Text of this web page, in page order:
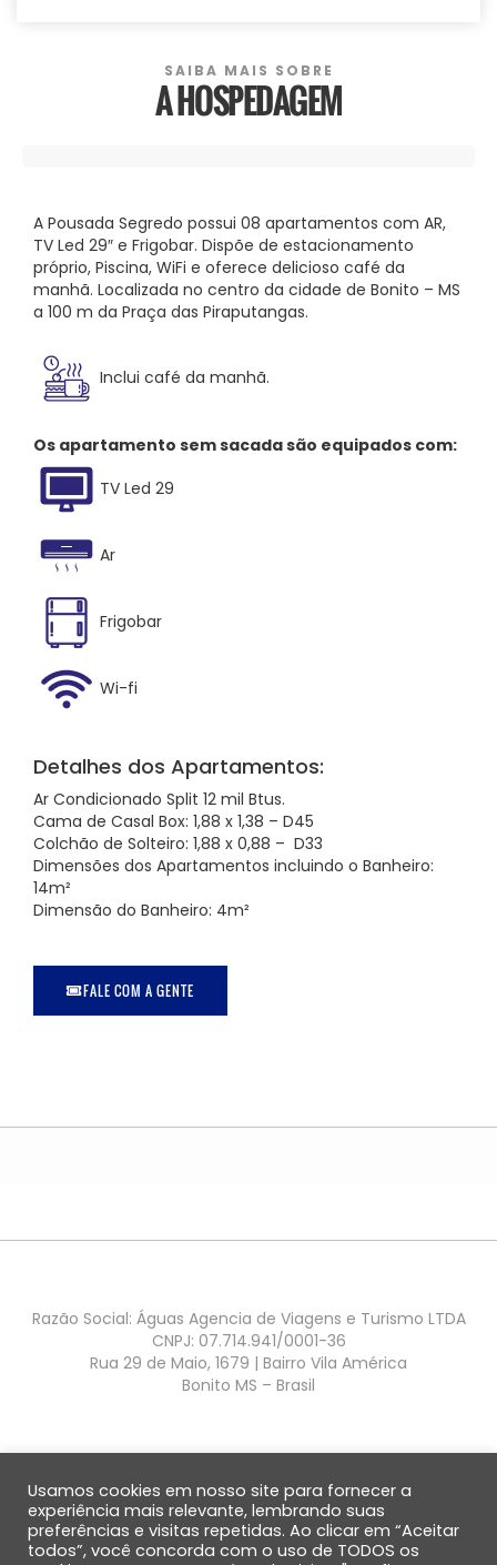
SAIBA MAIS SOBRE
A HOSPEDAGEM
A Pousada Segredo possui 08 apartamentos com AR,
TV Led 29″ e Frigobar. Dispõe de estacionamento
próprio, Piscina, WiFi e oferece delicioso café da
manhã. Localizada no centro da cidade de Bonito – MS
a 100 m da Praça das Piraputangas.
Inclui café da manhã.
Os apartamento sem sacada são equipados com:
TV Led 29
Ar
Frigobar
Wi-fi
Detalhes dos Apartamentos:
Ar Condicionado Split 12 mil Btus.
Cama de Casal Box: 1,88 x 1,38 – D45
Colchão de Solteiro: 1,88 x 0,88 – D33
Dimensões dos Apartamentos incluindo o Banheiro:
14m²
Dimensão do Banheiro: 4m²
FALE COM A GENTE
Razão Social: Águas Agencia de Viagens e Turismo LTDA
CNPJ: 07.714.941/0001-36
Rua 29 de Maio, 1679 | Bairro Vila América
Bonito MS – Brasil
QUEM SOMOS SOBRE BONITO DÚVIDAS FREQUENTES
DEPOIMENTOS
Usamos cookies em nosso site para fornecer a
experiência mais relevante, lembrando suas
preferências e visitas repetidas. Ao clicar em “Aceitar
todos”, você concorda com o uso de TODOS os